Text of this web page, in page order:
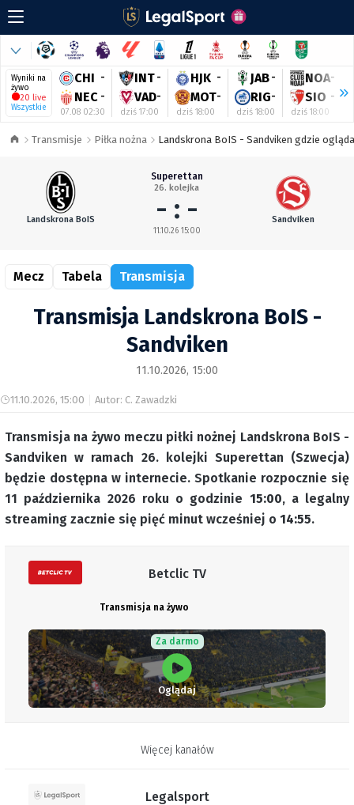
Wyniki na
żywo
20 live
Wszystkie
CHI -
NEC -
07.08 02:30
INT-
VAD-
dziś 17:00
HJK -
MOT-
dziś 18:00
JAB-
RIG-
dziś 18:00
NOA-
SIO -
dziś 18:00
Transmisje Piłka nożna Landskrona BoIS - Sandviken gdzie
Landskrona BoIS
Superettan
26. kolejka
- : -
11.10.26 15:00
Sandviken
Mecz Tabela Transmisja
Transmisja Landskrona BoIS -
Sandviken
11.10.2026, 15:00
11.10.2026, 15:00 Autor: C. Zawadzki
Transmisja na żywo meczu piłki nożnej Landskrona BoIS -
Sandviken w ramach 26. kolejki Superettan (Szwecja)
będzie dostępna w internecie. Spotkanie rozpocznie się
11 października 2026 roku o godzinie 15:00, a legalny
streaming zacznie się pięć minut wcześniej o 14:55.
Betclic TV
Transmisja na żywo
Za darmo
Oglądaj
Więcej kanałów
Legalsport